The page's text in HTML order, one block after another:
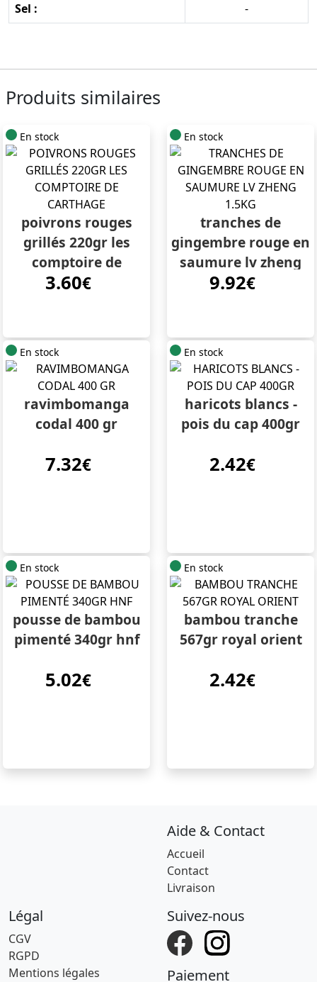
Sel :
-
Produits similaires
En stock
poivrons rouges
grillés 220gr les
comptoire de
carthage
3.60€
En stock
tranches de
gingembre rouge en
saumure lv zheng
1.5kg
9.92€
En stock
ravimbomanga
codal 400 gr
7.32€
En stock
haricots blancs -
pois du cap 400gr
2.42€
En stock
pousse de bambou
pimenté 340gr hnf
5.02€
En stock
bambou tranche
567gr royal orient
2.42€
Aide & Contact
Accueil
Contact
Livraison
Légal
CGV
RGPD
Mentions légales
Suivez-nous
Paiement